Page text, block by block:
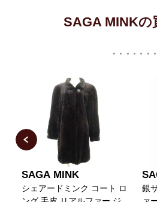
SAGA MINKの
SAGA MINK
シェアードミンク コート ロ
銀